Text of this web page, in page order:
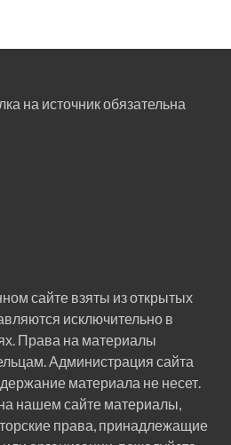
на источник обязательна
сайте взяты из открытых
исключительно в
Права на материалы
Администрация сайта
материала не несет.
нашем сайте материалы,
права, принадлежащие